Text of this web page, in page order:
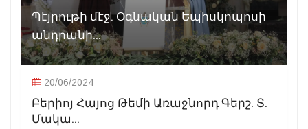
Պէյրութի մէջ. Օգնական Եպիսկոպոսի
անդրանի...
20/06/2024
Բերիոյ Հայոց Թեմի Առաջնորդ Գերշ. Տ.
Մակա...